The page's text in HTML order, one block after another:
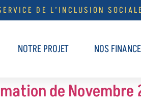
DE L’INCLUSION
NOTRE PROJET NOS
de Novembre